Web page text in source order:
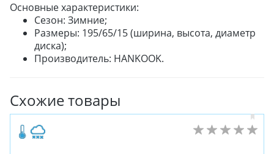
Основные характеристики:
Сезон: Зимние;
Размеры: 195/65/15 (ширина, высота, диаметр
диска);
Производитель: HANKOOK.
Схожие товары